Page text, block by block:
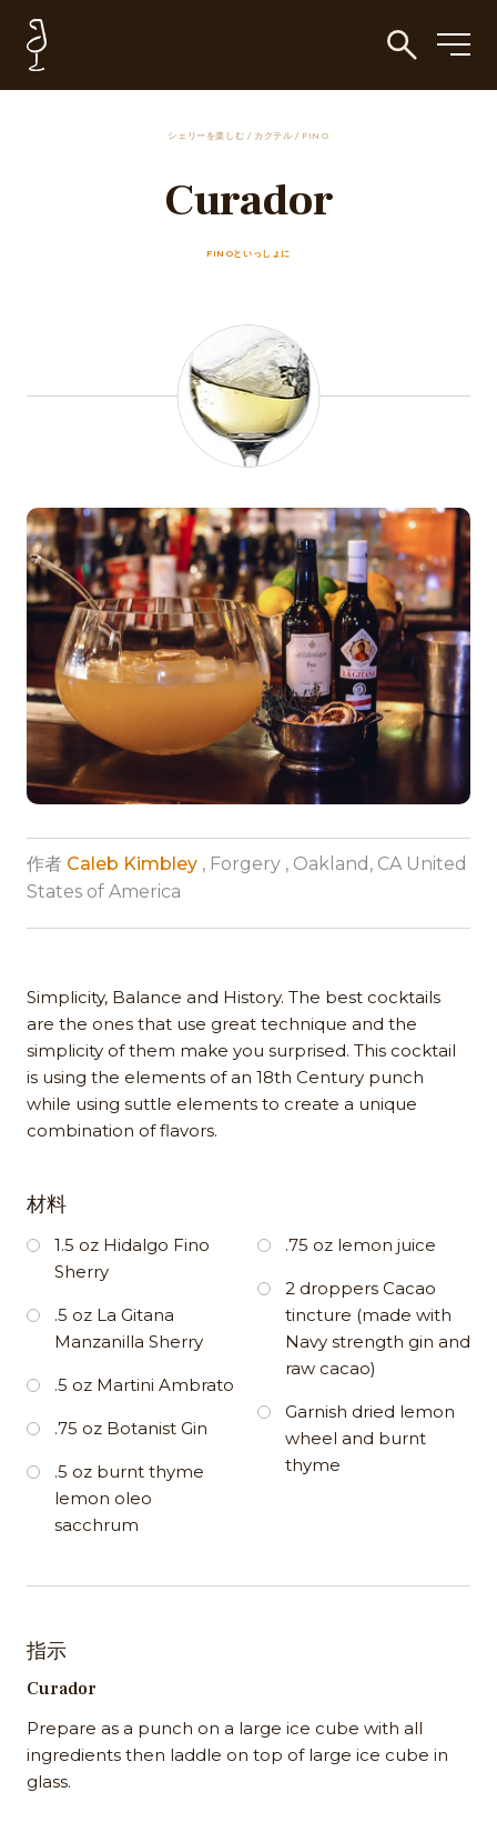
シェリーを楽しむ / カクテル / FINO
Curador
FINOといっしょに
作者 Caleb Kimbley , Forgery , Oakland, CA United
States of America
Simplicity, Balance and History. The best cocktails
are the ones that use great technique and the
simplicity of them make you surprised. This cocktail
is using the elements of an 18th Century punch
while using suttle elements to create a unique
combination of flavors.
材料
1.5 oz Hidalgo Fino
Sherry
.5 oz La Gitana
Manzanilla Sherry
.5 oz Martini Ambrato
.75 oz Botanist Gin
.5 oz burnt thyme
lemon oleo
sacchrum
.75 oz lemon juice
2 droppers Cacao
tincture (made with
Navy strength gin and
raw cacao)
Garnish dried lemon
wheel and burnt
thyme
指示
Curador
Prepare as a punch on a large ice cube with all
ingredients then laddle on top of large ice cube in
glass.